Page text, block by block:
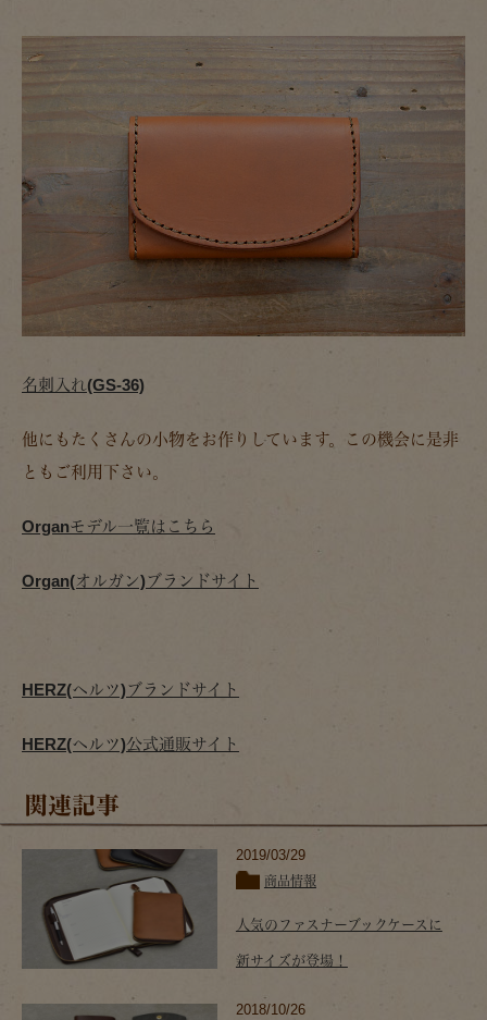
名刺入れ(GS-36)
他にもたくさんの小物をお作りしています。この機会に是非
ともご利用下さい。
Organモデル一覧はこちら
Organ(オルガン)ブランドサイト
HERZ(ヘルツ)ブランドサイト
HERZ(ヘルツ)公式通販サイト
関連記事
2019/03/29
商品情報
人気のファスナーブックケースに
新サイズが登場！
2018/10/26